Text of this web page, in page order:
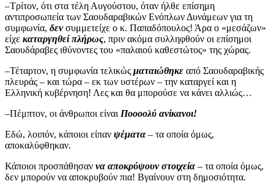
–Τρίτον, ότι στα τέλη Αυγούστου, όταν ήλθε επίσημη
αντιπροσωπεία των Σαουδαραβικών Ενόπλων Δυνάμεων για τη
συμφωνία, δενσυμμετείχε ο κ. Παπαδόπουλος! Άρα ο «μεσάζων»
είχε καταργηθεί πλήρως, πριν ακόμα συλληφθούν οι επίσημοι
Σαουδάραβες ιθύνοντες του «παλαιού καθεστώτος» της χώρας.
–Τέταρτον, η συμφωνία τελικώς ματαιώθηκε από Σαουδαραβικής
πλευράς – και τώρα – εκ των υστέρων – την καταργεί και η
Ελληνική κυβέρνηση! Λες και θα μπορούσε να κάνει αλλιώς…
–Πέμπτον, οι άνθρωποι είναι Ποοοολύ ανίκανοι!
Εδώ, λοιπόν, κάποιοι είπαν ψέματα – τα οποία όμως,
αποκαλύφθηκαν.
Κάποιοι προσπάθησαν να αποκρύψουν στοιχεία – τα οποία όμως,
δεν μπορούν να αποκρυβούν πια! Βγαίνουν στη δημοσιότητα.